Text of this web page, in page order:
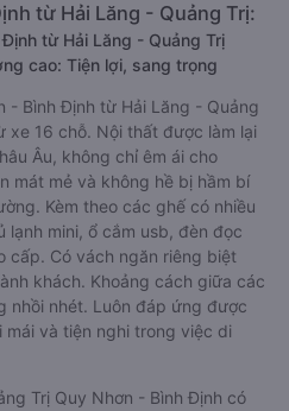
từ Hải Lăng - Quảng Trị:
từ Hải Lăng - Quảng Trị
cao: Tiện lợi, sang trọng
- Bình Định từ Hải Lăng - Quảng
xe 16 chỗ. Nội thất được làm lại
Âu, không chỉ êm ái cho
mát mẻ và không hề bị hầm bí
Kèm theo các ghế có nhiều
mini, ổ cắm usb, đèn đọc
cấp. Có vách ngăn riêng biệt
khách. Khoảng cách giữa các
nhồi nhét. Luôn đáp ứng được
mái và tiện nghi trong việc di
Trị Quy Nhơn - Bình Định có